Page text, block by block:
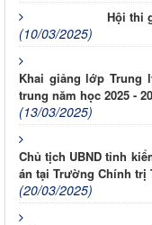
Hội thi
(10/03/2025)
Khai giảng lớp Trung
trung năm học 2025 -
(13/03/2025)
Chủ tịch UBND tỉnh
án tại Trường Chính trị
(20/03/2025)